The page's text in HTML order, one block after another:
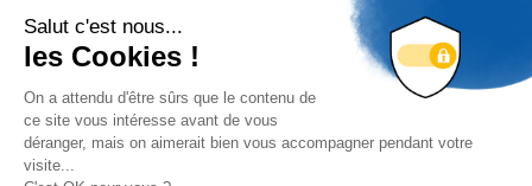
32 rue de Mogador
75 009 Paris
Espace Presse
Trouver un
professionnel